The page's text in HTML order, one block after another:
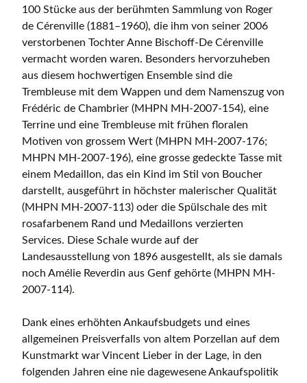
100 Stücke aus der berühmten Sammlung von Roger
de Cérenville (1881–1960), die ihm von seiner 2006
verstorbenen Tochter Anne Bischoff-De Cérenville
vermacht worden waren. Besonders hervorzuheben
aus diesem hochwertigen Ensemble sind die
Trembleuse mit dem Wappen und dem Namenszug von
Frédéric de Chambrier (MHPN MH-2007-154), eine
Terrine und eine Trembleuse mit frühen floralen
Motiven von grossem Wert (MHPN MH-2007-176;
MHPN MH-2007-196), eine grosse gedeckte Tasse mit
einem Medaillon, das ein Kind im Stil von Boucher
darstellt, ausgeführt in höchster malerischer Qualität
(MHPN MH-2007-113) oder die Spülschale des mit
rosafarbenem Rand und Medaillons verzierten
Services. Diese Schale wurde auf der
Landesausstellung von 1896 ausgestellt, als sie damals
noch Amélie Reverdin aus Genf gehörte (MHPN MH-
2007-114).
Dank eines erhöhten Ankaufsbudgets und eines
allgemeinen Preisverfalls von altem Porzellan auf dem
Kunstmarkt war Vincent Lieber in der Lage, in den
folgenden Jahren eine nie dagewesene Ankaufspolitik